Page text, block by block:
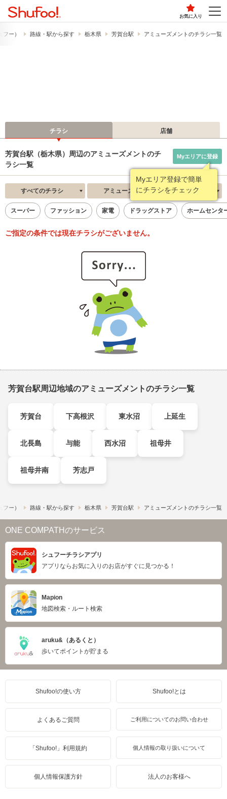
お気に入り
ー） 路線・駅から探す 栃木県 芳賀台駅 アミューズメントのチラシ一覧
チラシ 店舗
芳賀台駅（栃木県）周辺のアミューズメントのチ
ラシ一覧
Myエリア登録で簡単
にチラシをチェック
Myエリアに登録
すべてのチラシ アミューズメント 新着順
スーパー ファッション 家電 ドラッグストア ホームセンタ
ご指定の条件では現在チラシがございません。
芳賀台駅周辺地域のアミューズメントのチラシ一覧
芳賀台 下高根沢 東水沼 上延生
北長島 与能 西水沼 祖母井
祖母井南 芳志戸
ー） 路線・駅から探す 栃木県 芳賀台駅 アミューズメントのチラシ一覧
ONE COMPATHのサービス
シュフーチラシアプリ
アプリならお気に入りのお店がすぐに見つかる！
Mapion
地図検索・ルート検索
aruku&（あるくと）
歩いてポイントが貯まる
Shufoo!の使い方 Shufoo!とは
よくあるご質問 ご利用についてのお問い合わせ
「Shufoo!」利用規約 個人情報の取り扱いについて
個人情報保護方針 法人のお客様へ